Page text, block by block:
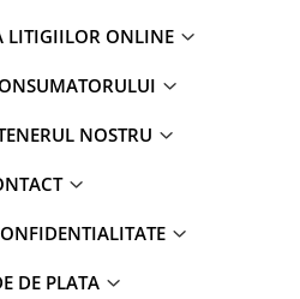
LITIGIILOR ONLINE
NOSTRU
DE PLATA